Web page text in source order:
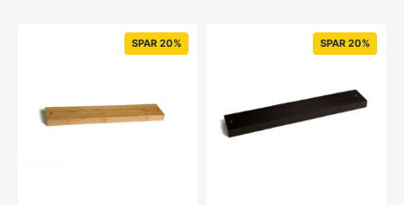
SPAR 20% SPAR 20%